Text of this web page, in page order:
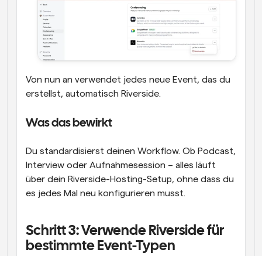
Von nun an verwendet jedes neue Event, das du
erstellst, automatisch Riverside.
Was das bewirkt
Du standardisierst deinen Workflow. Ob Podcast,
Interview oder Aufnahmesession – alles läuft
über dein Riverside-Hosting-Setup, ohne dass du
es jedes Mal neu konfigurieren musst.
Schritt 3: Verwende Riverside für
bestimmte Event-Typen